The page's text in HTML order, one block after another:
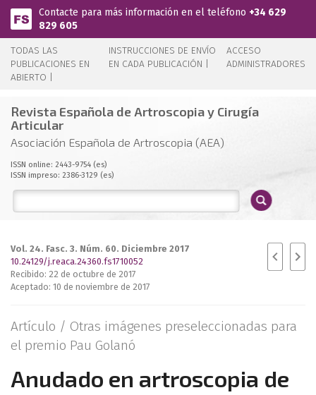
Pasar al contenido principal
Contacte para más información en el teléfono +34 629
829 605
TODAS LAS
PUBLICACIONES EN
ABIERTO |
INSTRUCCIONES DE ENVÍO
EN CADA PUBLICACIÓN |
ACCESO
ADMINISTRADORES
Revista Española de Artroscopia y Cirugía
Articular
Asociación Española de Artroscopia (AEA)
ISSN online: 2443-9754 (es)
ISSN impreso: 2386-3129 (es)
Vol. 24. Fasc. 3. Núm. 60. Diciembre 2017
10.24129/j.reaca.24360.fs1710052
Recibido: 22 de octubre de 2017
Aceptado: 10 de noviembre de 2017
Artículo / Otras imágenes preseleccionadas para
el premio Pau Golanó
Anudado en artroscopia de